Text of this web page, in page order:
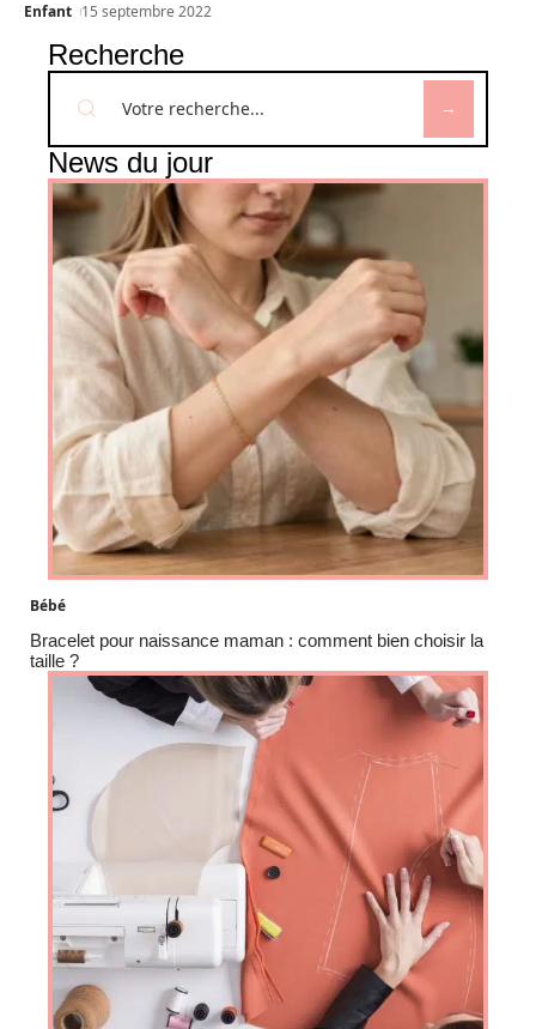
Enfant 15 septembre 2022
Recherche
News du jour
Bébé
Bracelet pour naissance maman : comment bien choisir la
taille ?